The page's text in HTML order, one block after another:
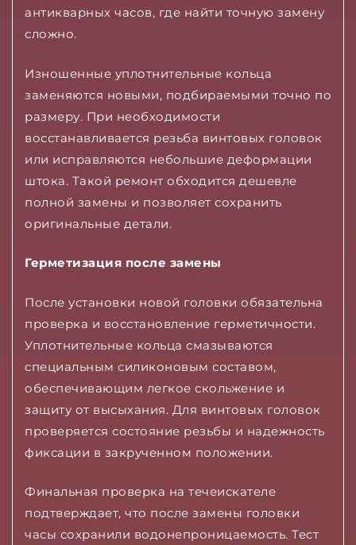
антикварных часов, где найти точную замену
сложно.
Изношенные уплотнительные кольца
заменяются новыми, подбираемыми точно по
размеру. При необходимости
восстанавливается резьба винтовых головок
или исправляются небольшие деформации
штока. Такой ремонт обходится дешевле
полной замены и позволяет сохранить
оригинальные детали.
Герметизация после замены
После установки новой головки обязательна
проверка и восстановление герметичности.
Уплотнительные кольца смазываются
специальным силиконовым составом,
обеспечивающим легкое скольжение и
защиту от высыхания. Для винтовых головок
проверяется состояние резьбы и надежность
фиксации в закрученном положении.
Финальная проверка на течеискателе
подтверждает, что после замены головки
часы сохранили водонепроницаемость. Тест